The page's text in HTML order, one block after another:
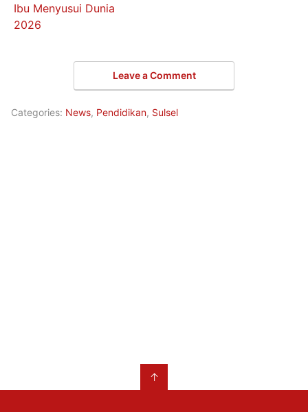
Ibu Menyusui Dunia
2026
Leave a Comment
Categories: News, Pendidikan, Sulsel
↑